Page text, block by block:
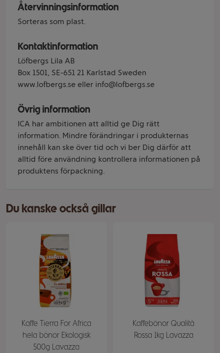
Återvinningsinformation
Sorteras som plast.
Kontaktinformation
Löfbergs Lila AB
Box 1501, SE-651 21 Karlstad Sweden
www.lofbergs.se eller info@lofbergs.se
Övrig information
ICA har ambitionen att alltid ge Dig rätt
information. Mindre förändringar i produkternas
innehåll kan ske över tid och vi ber Dig därför att
alltid före användning kontrollera informationen på
produktens förpackning.
Du kanske också gillar
Kaffe Tierra For Africa
hela bönor Ekologisk
500g Lavazza
Kaffebönor Qualità
Rossa 1kg Lavazza